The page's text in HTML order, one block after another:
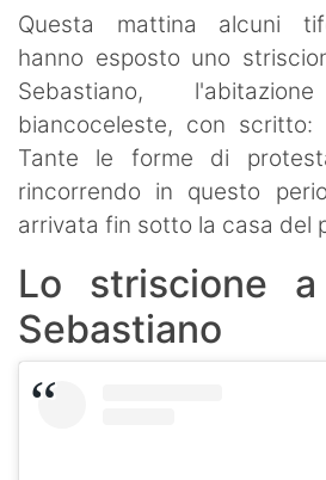
Questa mattina alcuni
hanno esposto uno
Sebastiano,
biancoceleste, con scritto:
Tante le forme di
rincorrendo in questo
arrivata fin sotto la casa del
Lo striscione
Sebastiano